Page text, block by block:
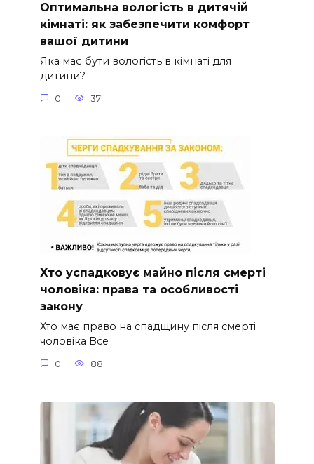
Оптимальна вологість в дитячій
кімнаті: як забезпечити комфорт
вашої дитини
Яка має бути вологість в кімнаті для
дитини?
0 37
Хто успадковує майно після смерті
чоловіка: права та особливості
закону
Хто має право на спадщину після смерті
чоловіка Все
0 88